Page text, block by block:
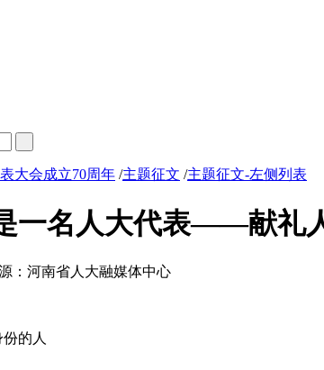
大会成立70周年 /主题征文 /主题征文-左侧列表
一名人大代表——献礼
河南省人大融媒体中心
的人